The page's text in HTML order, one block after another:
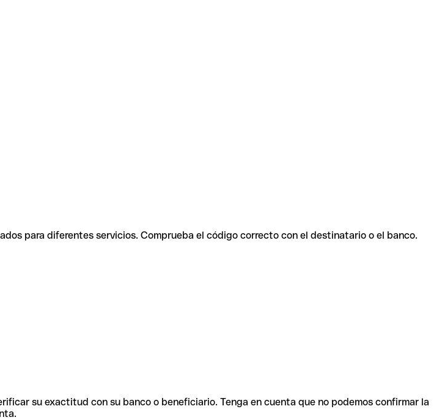
para diferentes servicios. Comprueba el código correcto con el destinatario o el banco.
su exactitud con su banco o beneficiario. Tenga en cuenta que no podemos confirmar la